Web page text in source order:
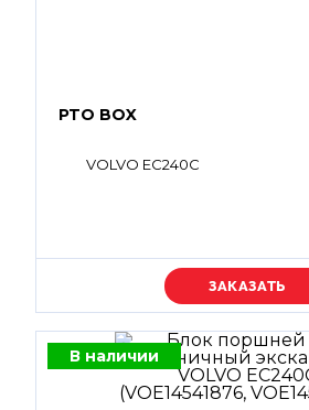
PTO BOX
VOLVO EC240C
Уточняйте цену
В наличии